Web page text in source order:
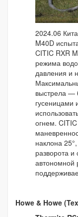
2024.06
M40D
CITIC RXR
режима
давления и
выстрела —
гусеницами
огнем.
наклона
разворота
автономной
Howe & Howe